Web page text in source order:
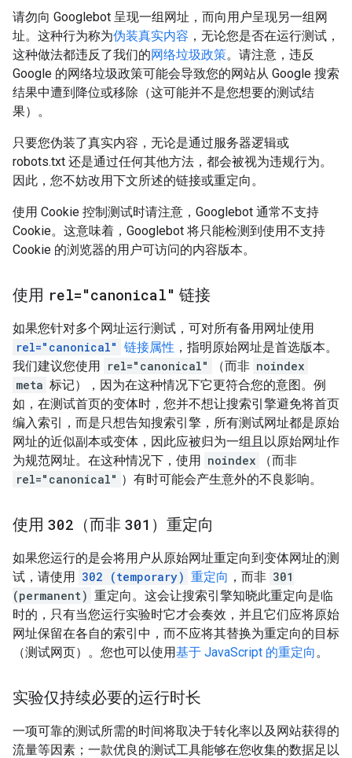
请勿向 Googlebot 呈现一组网址，而向用户呈现另一组网
址。这种行为称为伪装真实内容 ，无论您是否在运行测试，
这种做法都违反了我们的网络垃圾政策。请注意，违反
Google 的网络垃圾政策可能会导致您的网站从 Google 搜索
结果中遭到降位或移除（这可能并不是您想要的测试结
果）。
只要您伪装了真实内容，无论是通过服务器逻辑或
robots.txt 还是通过任何其他方法，都会被视为违规行为。
因此，您不妨改用下文所述的链接或重定向。
使用 Cookie 控制测试时请注意，Googlebot 通常不支持
Cookie。这意味着，Googlebot 将只能检测到使用不支持
Cookie 的浏览器的用户可访问的内容版本。
使用 rel="canonical" 链接
如果您针对多个网址运行测试，可对所有备用网址使用
rel="canonical" 链接属性 ，指明原始网址是首选版本。
我们建议您使用 rel="canonical" （而非 noindex
meta 标记），因为在这种情况下它更符合您的意图。例
如，在测试首页的变体时，您并不想让搜索引擎避免将首页
编入索引，而是只想告知搜索引擎，所有测试网址都是原始
网址的近似副本或变体，因此应被归为一组且以原始网址作
为规范网址。在这种情况下，使用 noindex
（而非
rel="canonical" ）有时可能会产生意外的不良影响。
使用 302 （而非 301 ）重定向
如果您运行的是会将用户从原始网址重定向到变体网址的测
试，请使用 302 (temporary) 重定向 ，而非 301
(permanent) 重定向。这会让搜索引擎知晓此重定向是临
时的，只有当您运行实验时它才会奏效，并且它们应将原始
网址保留在各自的索引中，而不应将其替换为重定向的目标
（测试网页）。您也可以使用基于 JavaScript 的重定向。
实验仅持续必要的运行时长
一项可靠的测试所需的时间将取决于转化率以及网站获得的
流量等因素；一款优良的测试工具能够在您收集的数据足以